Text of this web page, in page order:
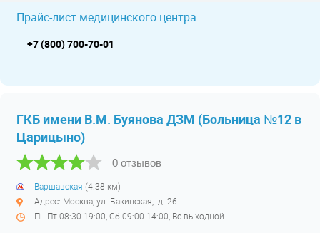
Прайс-лист медицинского центра
+7 (800) 700-70-01
ГКБ имени В.М. Буянова ДЗМ (Больница №12 в
Царицыно)
0 отзывов
Варшавская (4.38 км)
Адрес: Москва, ул. Бакинская, д. 26
Пн-Пт 08:30-19:00, Сб 09:00-14:00, Вс выходной